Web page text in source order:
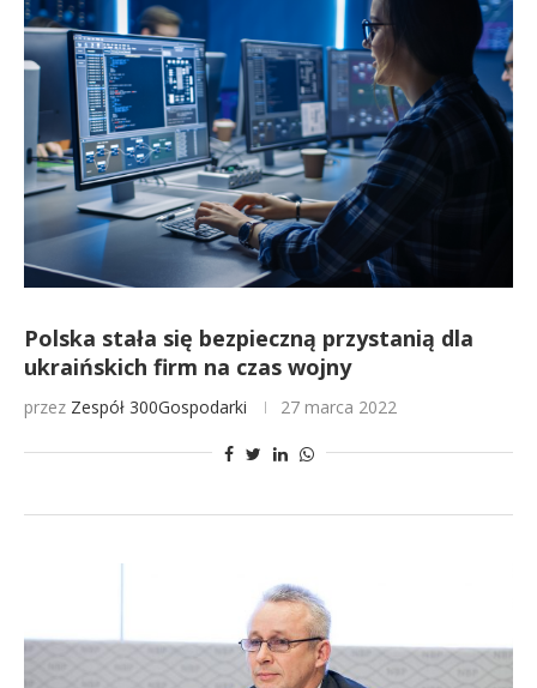
Polska stała się bezpieczną przystanią dla
ukraińskich firm na czas wojny
przez Zespół 300Gospodarki 27 marca 2022